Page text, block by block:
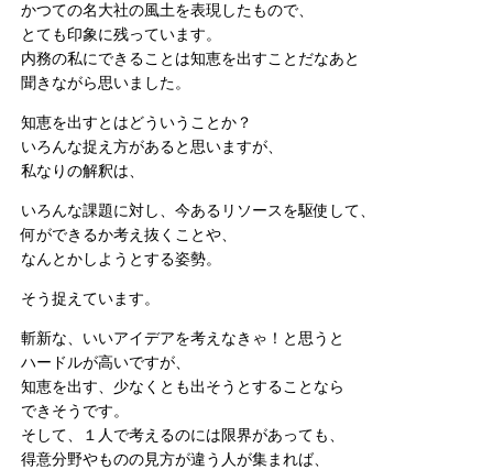
かつての名大社の風土を表現したもので、
とても印象に残っています。
内務の私にできることは知恵を出すことだなあと
聞きながら思いました。
知恵を出すとはどういうことか？
いろんな捉え方があると思いますが、
私なりの解釈は、
いろんな課題に対し、今あるリソースを駆使して、
何ができるか考え抜くことや、
なんとかしようとする姿勢。
そう捉えています。
斬新な、いいアイデアを考えなきゃ！と思うと
ハードルが高いですが、
知恵を出す、少なくとも出そうとすることなら
できそうです。
そして、１人で考えるのには限界があっても、
得意分野やものの見方が違う人が集まれば、